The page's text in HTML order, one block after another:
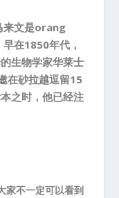
来文是orang
在1850年代，
生物学家华莱士
在砂拉越逗留15
之时，他已经注
家不一定可以看到